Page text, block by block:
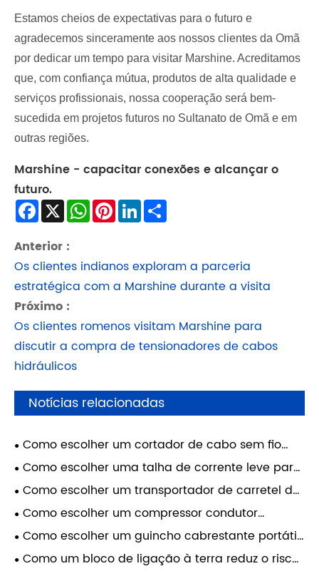
Estamos cheios de expectativas para o futuro e
agradecemos sinceramente aos nossos clientes da Omã
por dedicar um tempo para visitar Marshine. Acreditamos
que, com confiança mútua, produtos de alta qualidade e
serviços profissionais, nossa cooperação será bem-
sucedida em projetos futuros no Sultanato de Omã e em
outras regiões.
Marshine - capacitar conexões e alcançar o
futuro.
Facebook
X WhatsApp
Pinterest
LinkedIn
Anterior :
Os clientes indianos exploram a parceria
estratégica com a Marshine durante a visita
Próximo :
Os clientes romenos visitam Marshine para
discutir a compra de tensionadores de cabos
hidráulicos
Notícias relacionadas
Como escolher um cortador de cabo sem fio
para trabalho na rede elétrica
Como escolher uma talha de corrente leve para
tripulações
Como escolher um transportador de carretel de
cabo para trabalhos utilitários
Como escolher um compressor condutor
hidráulico para linhas de energia
Como escolher um guincho cabrestante portátil
para puxar cabos
Como um bloco de ligação à terra reduz o risco